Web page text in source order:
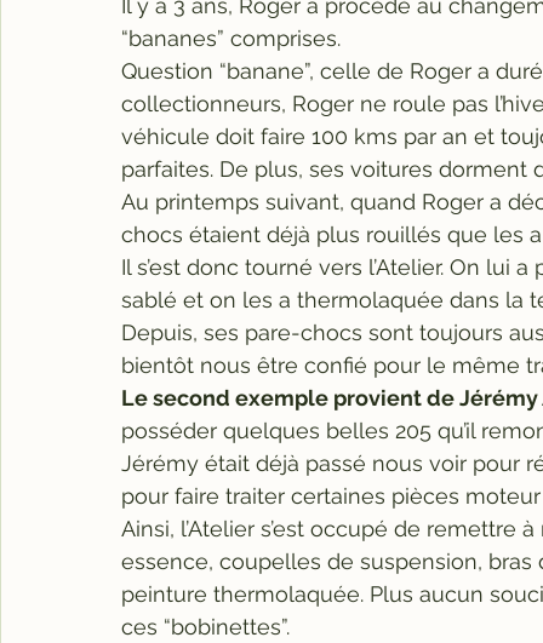
“bananes” comprises.
Question “banane”, celle de Roger a
collectionneurs, Roger ne roule pas
véhicule doit faire 100 kms par an et
parfaites. De plus, ses voitures dorment
Au printemps suivant, quand Roger a
chocs étaient déjà plus rouillés que les
Il s’est donc tourné vers l’Atelier. On lui
sablé et on les a thermolaquée dans la
Depuis, ses pare-chocs sont toujours
bientôt nous être confié pour le même
Le second exemple provient de
posséder quelques belles 205 qu’il
Jérémy était déjà passé nous voir pour
pour faire traiter certaines pièces
Ainsi, l’Atelier s’est occupé de remettre
essence, coupelles de suspension,
peinture thermolaquée. Plus aucun
ces “bobinettes”.